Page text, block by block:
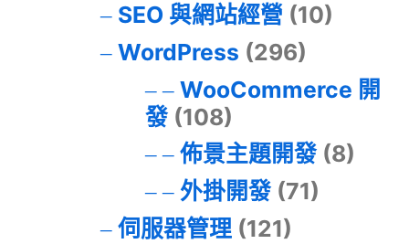
SEO 與網站經營 (10)
WordPress (296)
WooCommerce 開
發(108)
佈景主題開發(8)
外掛開發(71)
伺服器管理(121)